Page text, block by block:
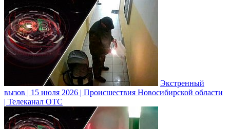
Экстренный
вызов | 15 июля 2026 | Происшествия Новосибирской области
| Телеканал ОТС